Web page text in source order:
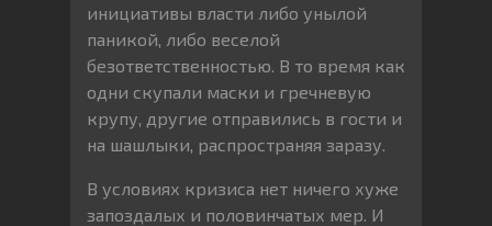
инициативы власти либо унылой
паникой, либо веселой
безответственностью. В то время как
одни скупали маски и гречневую
крупу, другие отправились в гости и
на шашлыки, распространяя заразу.
В условиях кризиса нет ничего хуже
запоздалых и половинчатых мер. И